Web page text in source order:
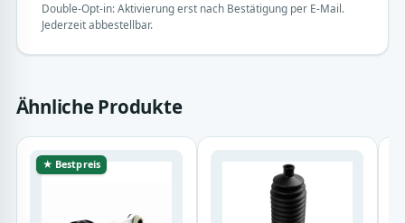
Double-Opt-in: Aktivierung erst nach Bestätigung per E-Mail.
Jederzeit abbestellbar.
Ähnliche Produkte
★ Bestpreis